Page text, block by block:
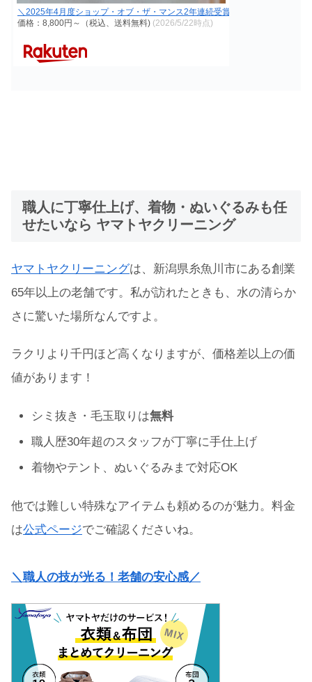
＼2025年4月度ショップ・オブ・ザ・マンス2年連続受賞／【送料無料】宅配
価格：8,800円～（税込、送料無料) (2026/5/22時点)
職人に丁寧仕上げ、着物・ぬいぐるみも任
せたいなら ヤマトヤクリーニング
ヤマトヤクリーニングは、新潟県糸魚川市にある創業
65年以上の老舗です。私が訪れたときも、水の清らか
さに驚いた場所なんですよ。
ラクリより千円ほど高くなりますが、価格差以上の価
値があります！
シミ抜き・毛玉取りは無料
職人歴30年超のスタッフが丁寧に手仕上げ
着物やテント、ぬいぐるみまで対応OK
他では難しい特殊なアイテムも頼めるのが魅力。料金
は公式ページでご確認くださいね。
＼職人の技が光る！老舗の安心感／